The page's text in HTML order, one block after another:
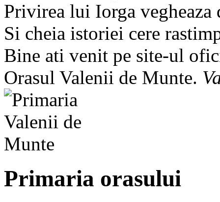
Privirea lui Iorga
Si cheia istoriei cere
Bine ati venit pe site-ul
Orasul Valenii de Munte.
Primaria orasului